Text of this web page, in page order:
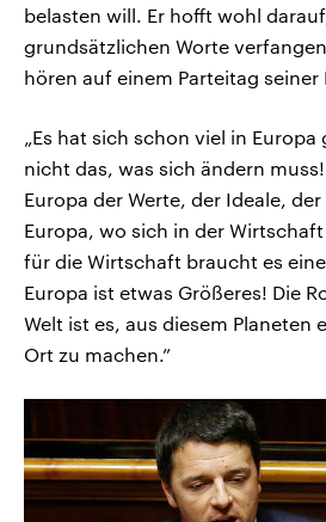
belasten will. Er hofft wohl
grundsätzlichen Worte
hören auf einem Parteitag seiner
„Es hat sich schon viel in
nicht das, was sich ändern
Europa der Werte, der Ideale,
Europa, wo sich in der
für die Wirtschaft braucht es
Europa ist etwas Größeres! Die
Welt ist es, aus diesem Planeten
Ort zu machen.”